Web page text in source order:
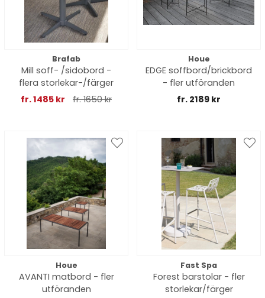
Brafab
Mill soff- /sidobord -
flera storlekar-/färger
fr. 1485 kr
fr. 1650 kr
Houe
EDGE soffbord/brickbord
- fler utföranden
fr. 2189 kr
Houe
AVANTI matbord - fler
utföranden
Fast Spa
Forest barstolar - fler
storlekar/färger